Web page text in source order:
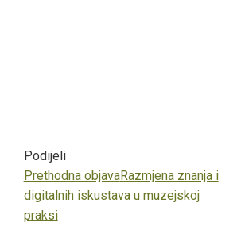
Podijeli
Facebook
Twitter
LinkedIn
Pinterest
Stumbleupon
Email
Prethodna objavaRazmjena znanja i
digitalnih iskustava u muzejskoj
praksi